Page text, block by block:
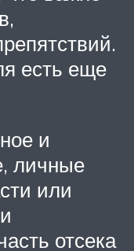
есть еще
и
личные
или
отсека